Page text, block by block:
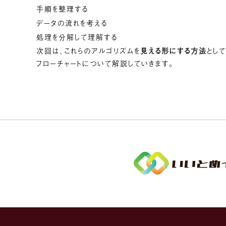
手順を整理する
データの流れを考える
処理を分解して理解する
次回は、これらのアルゴリズムを 見える形にする方法とし
フローチャートについて解説していきます。